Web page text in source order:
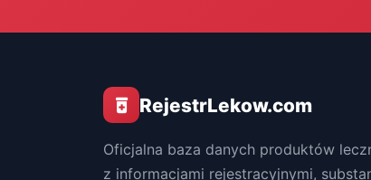
RejestrLekow.com
Oficjalna baza danych produktów
z informacjami rejestracyjnymi,